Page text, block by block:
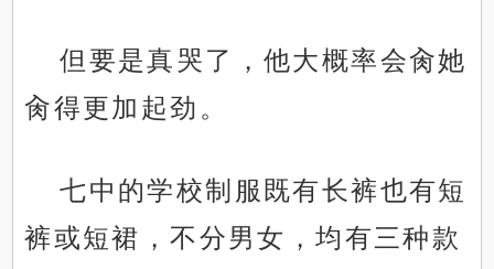
但要是真哭了，他大概率会肏她
肏得更加起劲。
七中的学校制服既有长裤也有短
裤或短裙，不分男女，均有三种款